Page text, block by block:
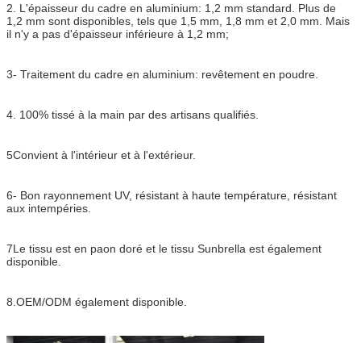
2. L'épaisseur du cadre en aluminium: 1,2 mm standard. Plus de
1,2 mm sont disponibles, tels que 1,5 mm, 1,8 mm et 2,0 mm. Mais
il n'y a pas d'épaisseur inférieure à 1,2 mm;
3- Traitement du cadre en aluminium: revêtement en poudre.
4. 100% tissé à la main par des artisans qualifiés.
5Convient à l'intérieur et à l'extérieur.
6- Bon rayonnement UV, résistant à haute température, résistant
aux intempéries.
7Le tissu est en paon doré et le tissu Sunbrella est également
disponible.
8.OEM/ODM également disponible.